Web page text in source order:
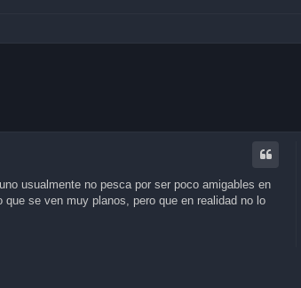
usualmente no pesca por ser poco amigables en
se ven muy planos, pero que en realidad no lo